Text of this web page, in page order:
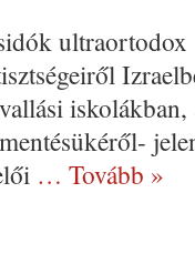
ultraortodox
… Tovább »